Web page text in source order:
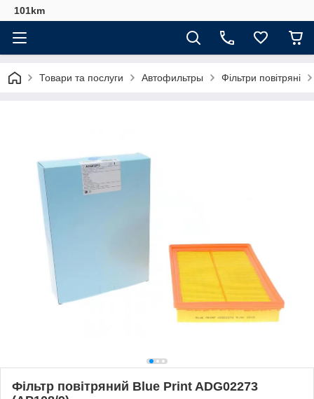
101km
Товари та послуги Автофильтры Фільтри повітряні
Фільтр повітряний Blue Print ADG02273